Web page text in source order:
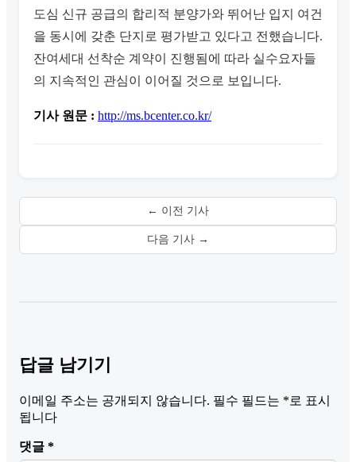
도심 신규 공급의 합리적 분양가와 뛰어난 입지 여건
을 동시에 갖춘 단지로 평가받고 있다고 전했습니다.
잔여세대 선착순 계약이 진행됨에 따라 실수요자들
의 지속적인 관심이 이어질 것으로 보입니다.
기사 원문 : http://ms.bcenter.co.kr/
← 이전 기사
다음 기사 →
답글 남기기
이메일 주소는 공개되지 않습니다. 필수 필드는 *로 표시
됩니다
댓글 *